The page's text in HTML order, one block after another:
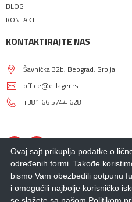
BLOG
KONTAKT
KONTAKTIRAJTE NAS
Šavnička 32b, Beograd, Srbija
office@e-lager.rs
+381 66 5744 628
© 2018 - 2026 |E-LAGER. Sva prava
Izdrada Internet prodavnice,Izrada sajta
Ovaj sajt prikuplja podatke o
određenih formi. Takođe
bismo Vam obezbedili potpunu
i omogućili najbolje korisničko